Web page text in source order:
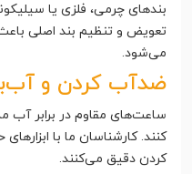
بندهای چرمی، فلزی یا
تعویض و تنظیم بند اصلی
می‌شود.
ضدآب کردن و
ساعت‌های مقاوم در برابر آب
کنند. کارشناسان ما با
کردن دقیق می‌کنند.